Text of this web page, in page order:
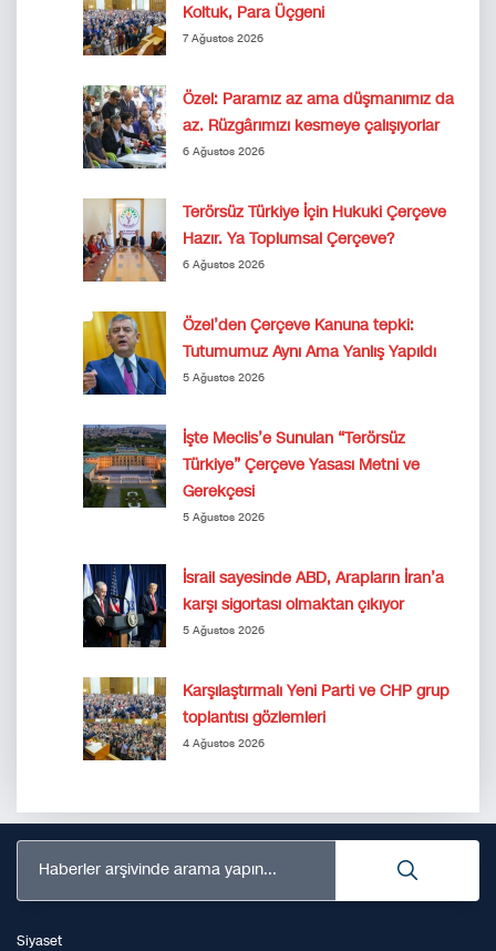
Koltuk, Para Üçgeni
7 Ağustos 2026
Özel: Paramız az ama düşmanımız da
az. Rüzgârımızı kesmeye çalışıyorlar
6 Ağustos 2026
Terörsüz Türkiye İçin Hukuki Çerçeve
Hazır. Ya Toplumsal Çerçeve?
6 Ağustos 2026
Özel’den Çerçeve Kanuna tepki:
Tutumumuz Aynı Ama Yanlış Yapıldı
5 Ağustos 2026
İşte Meclis’e Sunulan “Terörsüz
Türkiye” Çerçeve Yasası Metni ve
Gerekçesi
5 Ağustos 2026
İsrail sayesinde ABD, Arapların İran’a
karşı sigortası olmaktan çıkıyor
5 Ağustos 2026
Karşılaştırmalı Yeni Parti ve CHP grup
toplantısı gözlemleri
4 Ağustos 2026
Haberler arşivinde arama yapın...
Siyaset